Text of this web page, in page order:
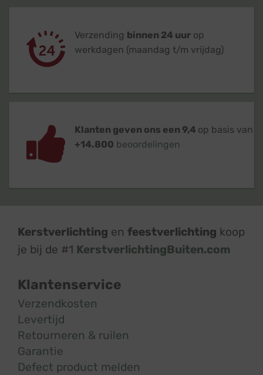
Verzending binnen 24 uur op
werkdagen (maandag t/m vrijdag)
Klanten geven ons een 9,4 op basis van
+14.800 beoordelingen
Kerstverlichting en feestverlichting koop
je bij de #1 KerstverlichtingBuiten.com
Klantenservice
Verzendkosten
Levertijd
Retourneren & ruilen
Garantie
Defect product melden